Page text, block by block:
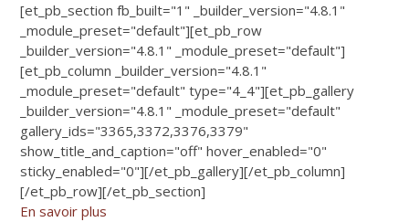
[et_pb_section fb_built="1" _builder_version="4.8.1"
_module_preset="default"][et_pb_row
_builder_version="4.8.1" _module_preset="default"]
[et_pb_column _builder_version="4.8.1"
_module_preset="default" type="4_4"][et_pb_gallery
_builder_version="4.8.1" _module_preset="default"
gallery_ids="3365,3372,3376,3379"
show_title_and_caption="off" hover_enabled="0"
sticky_enabled="0"][/et_pb_gallery][/et_pb_column]
[/et_pb_row][/et_pb_section]
En savoir plus